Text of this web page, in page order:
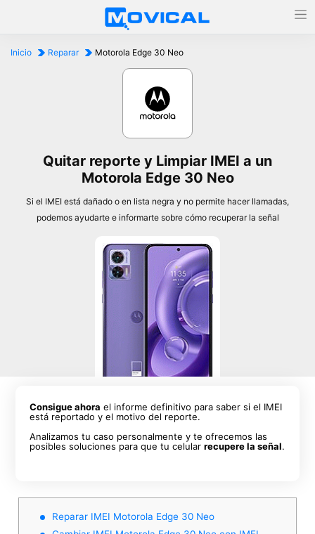
Inicio Reparar Motorola Edge 30 Neo
Quitar reporte y Limpiar IMEI a un
Motorola Edge 30 Neo
Si el IMEI está dañado o en lista negra y no permite hacer llamadas,
podemos ayudarte e informarte sobre cómo recuperar la señal
Consigue ahora el informe definitivo para saber si el IMEI
está reportado y el motivo del reporte.
Analizamos tu caso personalmente y te ofrecemos las
posibles soluciones para que tu celularrecupere la señal.
Reparar IMEI Motorola Edge 30 Neo